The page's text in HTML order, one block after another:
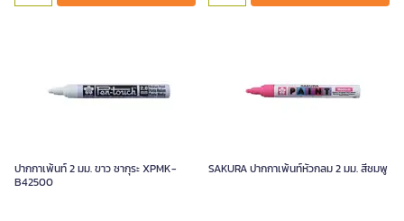
ปากกาเพ้นท์ 2 มม. ขาว ซากุระ XPMK-
B42500
SAKURA ปากกาเพ้นท์หัวกลม 2 มม. สีชมพู